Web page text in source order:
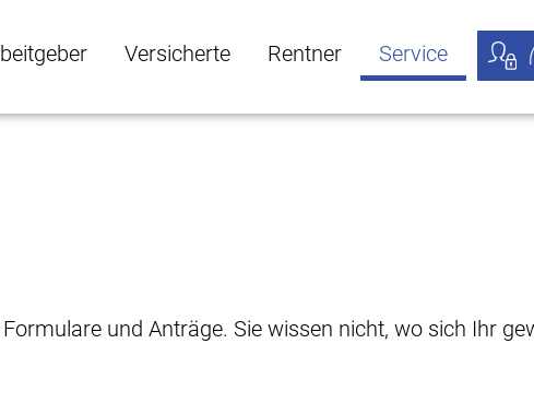
Versicherte Rentner Service
und Anträge. Sie wissen nicht, wo sich Ihr